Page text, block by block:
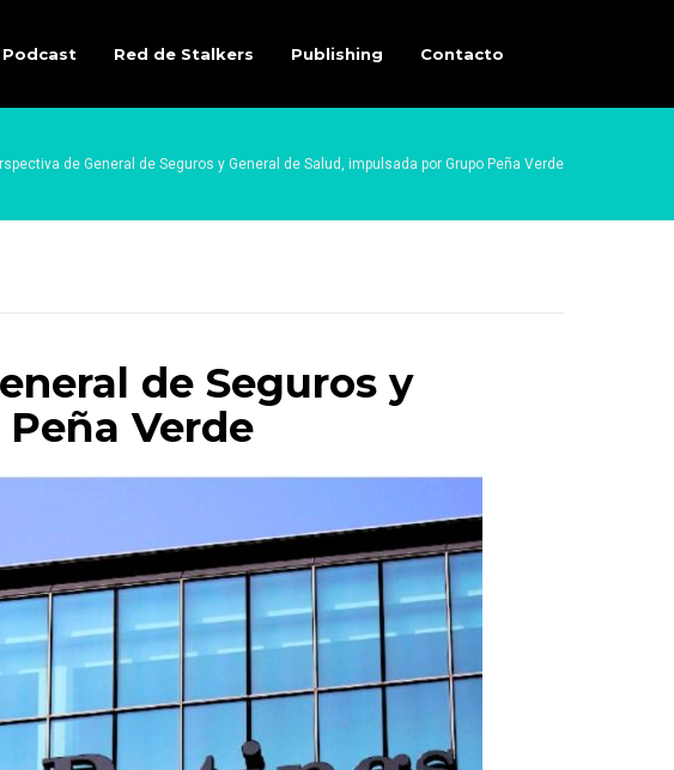
Podcast Red de Stalkers Publishing Contacto
de General de Seguros y General de Salud, impulsada por Grupo Peña Verde
de Seguros y
Verde